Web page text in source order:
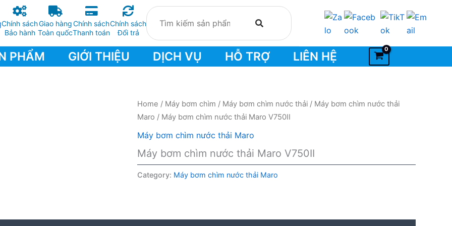
Chính sách
Bảo hành
Giao hàng
Toàn quốc
Chính sách
Thanh toán
Chính sách
Đổi trả
PHẨM GIỚI THIỆU DỊCH VỤ HỖ TRỢ LIÊN HỆ
Home / Máy bơm chìm / Máy bơm chìm nước thải / Máy bơm chìm nước thải
Maro / Máy bơm chìm nước thải Maro V750II
Máy bơm chìm nước thải Maro
Máy bơm chìm nước thải Maro V750II
Category: Máy bơm chìm nước thải Maro